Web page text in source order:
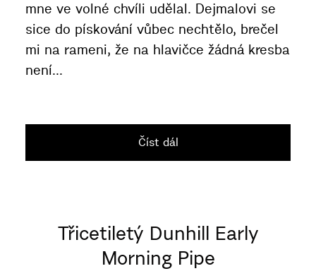
mne ve volné chvíli udělal. Dejmalovi se
sice do pískování vůbec nechtělo, brečel
mi na rameni, že na hlavičce žádná kresba
není...
Číst dál
Třicetiletý Dunhill Early
Morning Pipe